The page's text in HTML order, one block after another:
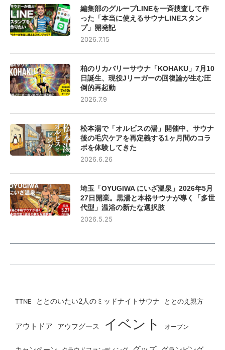
編集部のグループLINEを一斉捜査して作
った「本当に使えるサウナLINEスタン
プ」開発記
2026.7.15
柏のリカバリーサウナ「KOHAKU」7月10
日誕生、現役Jリーガーの回復論が生む圧
倒的再起動
2026.7.9
松本湯で「オルビスの湯」開催中、サウナ
後の毛穴ケアを再定義する1ヶ月間のコラ
ボを体験してきた
2026.6.26
埼玉「OYUGIWA にいざ温泉」2026年5月
27日開業。黒湯と本格サウナが導く「多世
代型」温浴の新たな選択肢
2026.5.25
TTNE ととのいたい2人のミッドナイトサウナ ととのえ親方
アウトドア アウフグース イベント オープン